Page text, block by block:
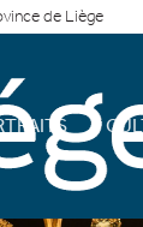
de Liège